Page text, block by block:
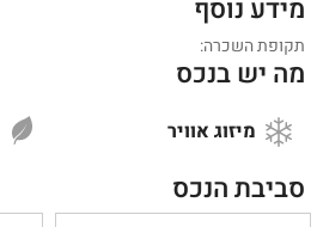
מידע נוסף
תקופת השכרה:
מה יש בנכס
מיזוג אוויר
סביבת הנכס